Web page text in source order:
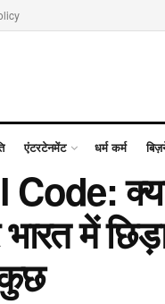
एंटरटेनमेंट धर्म कर्म
क्या
में